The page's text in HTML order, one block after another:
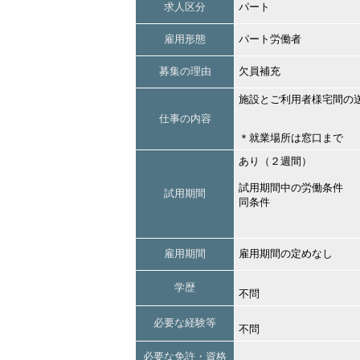
求人区分 パート
雇用形態 パート労働者
募集の理由 欠員補充
仕事の内容
施設とご利用者様宅間の
＊就業場所は窓口まで
試用期間
あり（２週間）
試用期間中の労働条件
同条件
雇用期間 雇用期間の定めなし
学歴
不問
必要な経験等
不問
必要な免許・資格